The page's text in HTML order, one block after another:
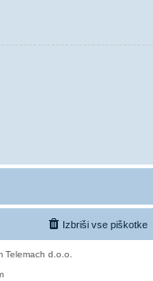
Izbriši vse piškotke
d.o.o.